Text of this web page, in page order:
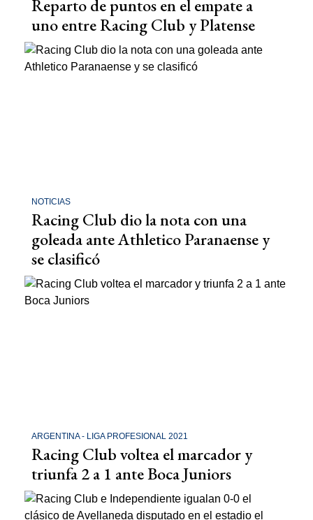
Reparto de puntos en el empate a
uno entre Racing Club y Platense
NOTICIAS
Racing Club dio la nota con una
goleada ante Athletico Paranaense y
se clasificó
ARGENTINA - LIGA PROFESIONAL 2021
Racing Club voltea el marcador y
triunfa 2 a 1 ante Boca Juniors